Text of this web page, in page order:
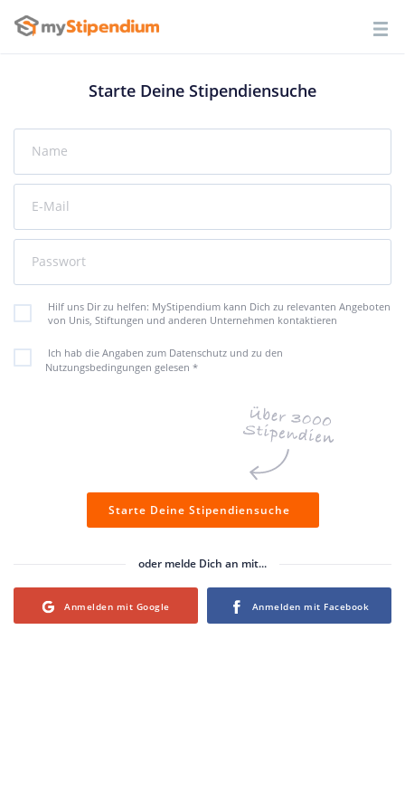
Starte Deine Stipendiensuche
Name
E-Mail
Passwort
Hilf uns Dir zu helfen: MyStipendium kann Dich zu relevanten Angeboten
von Unis, Stiftungen und anderen Unternehmen kontaktieren
Ich hab die Angaben zum Datenschutz und zu den
Nutzungsbedingungen gelesen *
Starte Deine Stipendiensuche
oder melde Dich an mit...
Login with Google Login with Facebook